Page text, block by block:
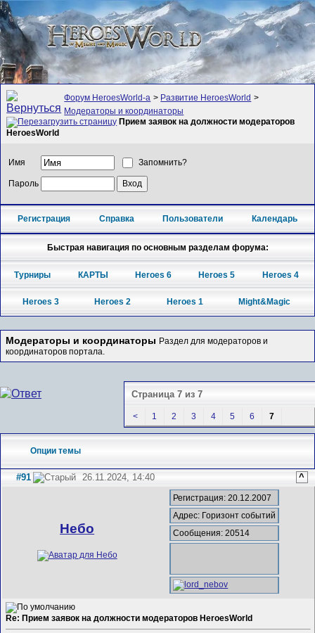
Форум HeroesWorld-а > Развитие HeroesWorld >
Модераторы и координаторы
Прием заявок на должности модераторов
HeroesWorld
Имя Запомнить?
Пароль
Регистрация Справка Пользователи Календарь
Быстрая навигация по основным разделам форума:
Турниры КАРТЫ Heroes 6 Heroes 5 Heroes 4
Heroes 3 Heroes 2 Heroes 1 Might&Magic
Модераторы и координаторы Раздел для модераторов и
координаторов портала.
Страница 7 из 7
< 1 2 3 4 5 6 7
Опции темы
#91 26.11.2024, 14:40 ^
Небо
Регистрация: 20.12.2007
Адрес: Горизонт событий
Сообщения: 20514
Re: Прием заявок на должности модераторов HeroesWorld